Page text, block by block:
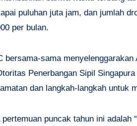
puluhan juta jam, dan jumlah
per bulan.
bersama-sama
Penerbangan Sipil
dan langkah-langkah untuk
pertemuan puncak tahun ini adalah